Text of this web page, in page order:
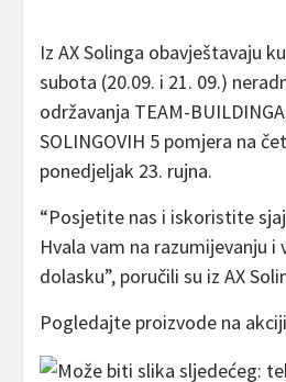
Iz AX Solinga obavještavaju
subota (20.09. i 21. 09.)
održavanja TEAM-
SOLINGOVIH 5 pomjera na
ponedjeljak 23. rujna.
“Posjetite nas i iskoristite
Hvala vam na razumijevanju i
dolasku”, poručili su iz AX
Pogledajte proizvode na